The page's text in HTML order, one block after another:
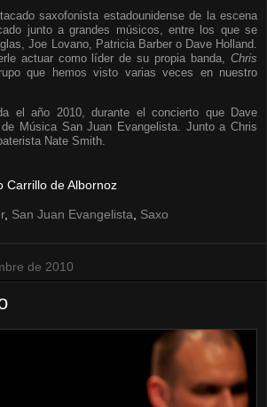
saxofonista estadounidense de la escena
junto a grandes músicos, entre los que se
Joe Lovano, Patricia Barber o Dave Holland.
actuar como líder de su propia banda, Chris
que hemos visto varias veces en nuestro
el año 2010, durante el concierto que Dave
Música San Juan Evangelista. Junto a Chris
Nate Smith.
Carrillo de Albornoz
, San Juan Evangelista, Saxo
de 2010